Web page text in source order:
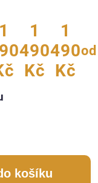
1
1
490
Kč
1
490
Kč
od
košíku